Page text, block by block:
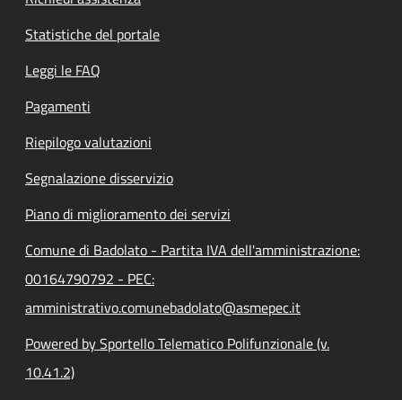
Statistiche del portale
Leggi le FAQ
Pagamenti
Riepilogo valutazioni
Segnalazione disservizio
Piano di miglioramento dei servizi
Comune di Badolato - Partita IVA dell'amministrazione:
00164790792 - PEC:
amministrativo.comunebadolato@asmepec.it
Powered by Sportello Telematico Polifunzionale (v.
10.41.2)